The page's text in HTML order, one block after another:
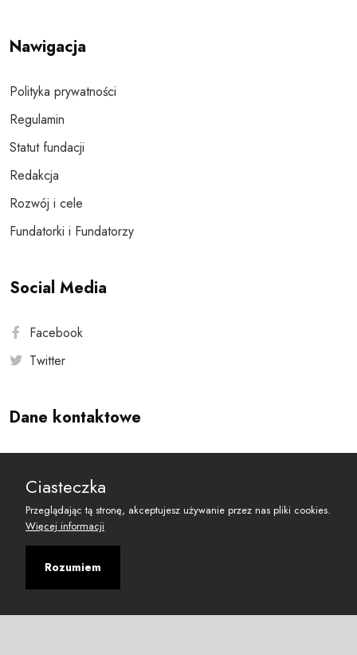
Nawigacja
Polityka prywatności
Regulamin
Statut fundacji
Redakcja
Rozwój i cele
Fundatorki i Fundatorzy
Social Media
Facebook
Twitter
Dane kontaktowe
reset@resetobywatelski.pl
Ciasteczka
Przeglądając tą stronę, akceptujesz używanie przez nas pliki cookies.
Więcej informacji
Rozumiem